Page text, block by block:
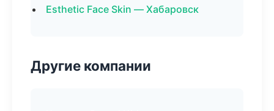
Esthetic Face Skin — Хабаровск
Другие компании